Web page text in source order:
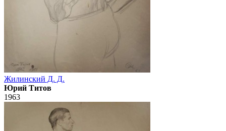
Жилинский Д. Д.
Юрий Титов
1963